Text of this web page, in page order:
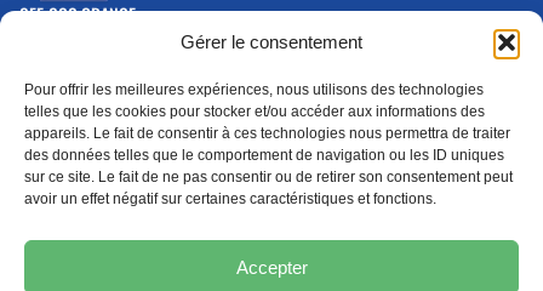
Gérer le consentement
Pour offrir les meilleures expériences, nous utilisons des technologies
telles que les cookies pour stocker et/ou accéder aux informations des
appareils. Le fait de consentir à ces technologies nous permettra de traiter
des données telles que le comportement de navigation ou les ID uniques
sur ce site. Le fait de ne pas consentir ou de retirer son consentement peut
avoir un effet négatif sur certaines caractéristiques et fonctions.
Accepter
CFE-CGC ORANGE
10-12 rue Saint Amand, 75015 Paris Cedex 15
Nous contacter
01 46 79 28 74
S'ABONNER(NOUVELLE FENÊTRE)
ADHÉRER
Épargne
(nouvelle fenêtre) Formation
(nouvelle fenêtre)